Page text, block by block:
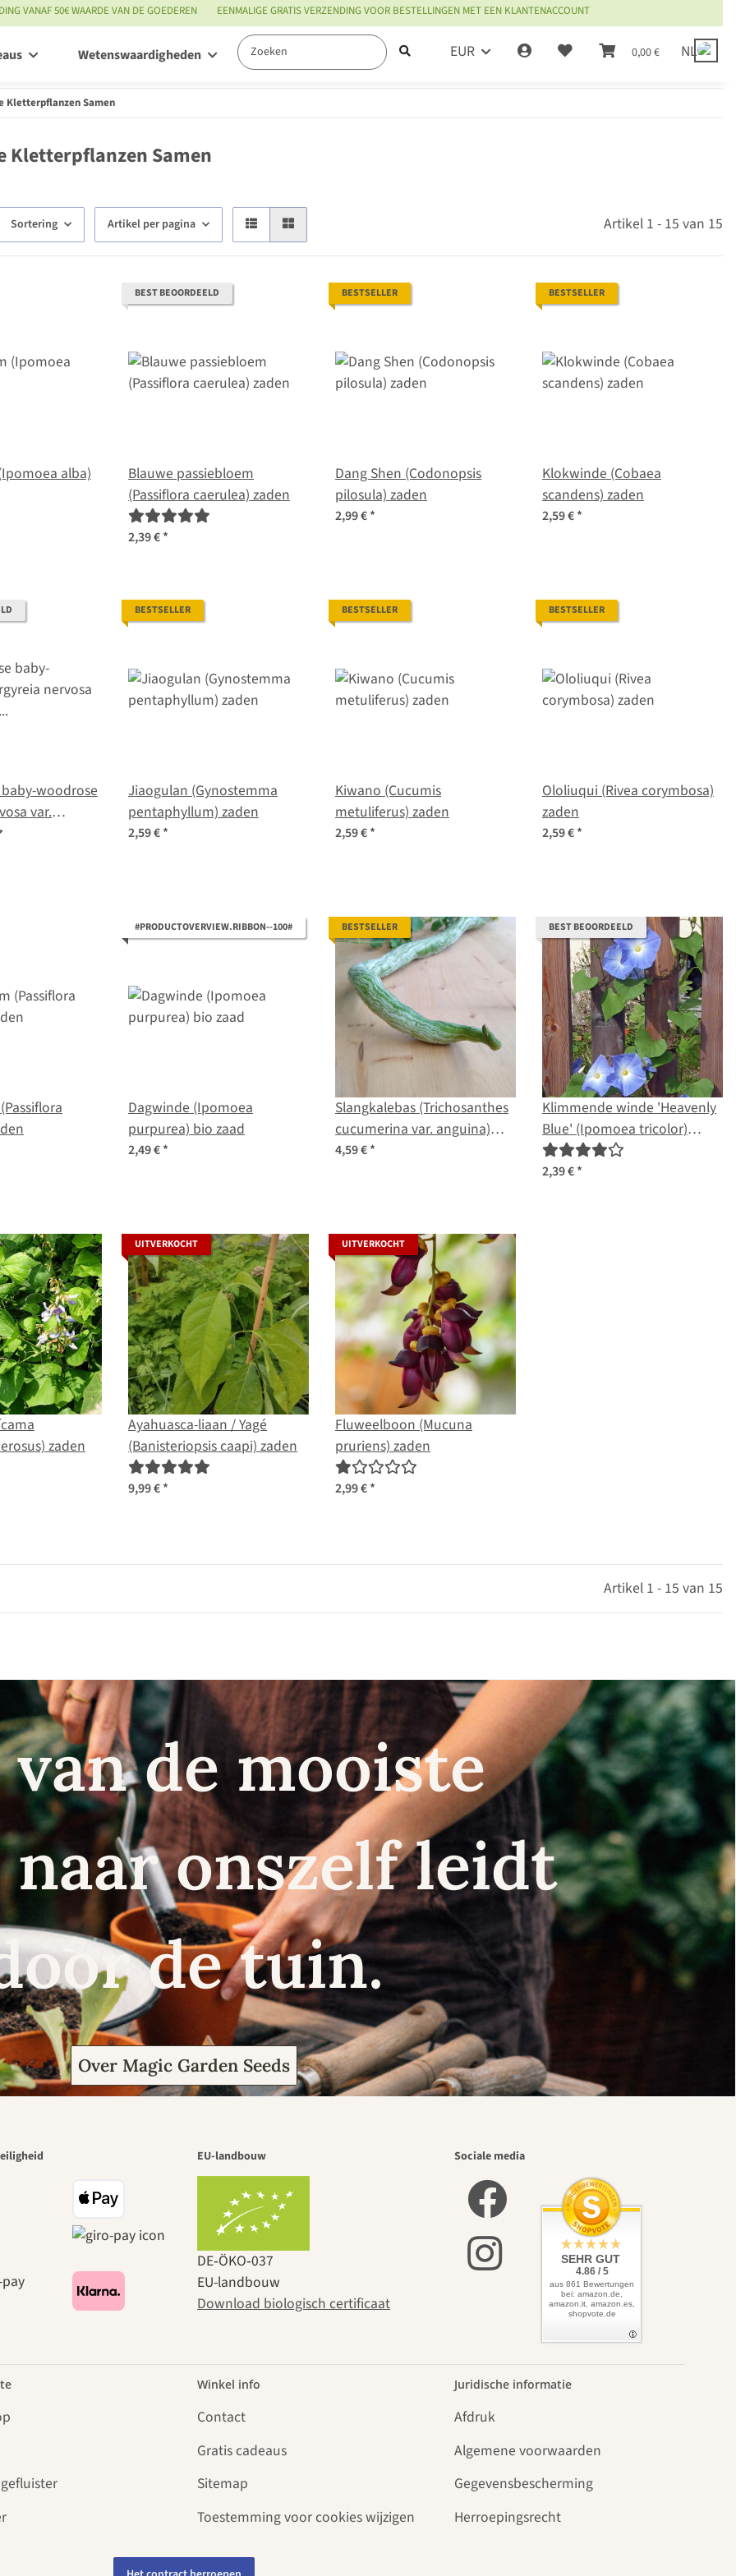
VANAF 50€ WAARDE VAN DE GOEDEREN EENMALIGE GRATIS VERZENDING VOOR BESTELLINGEN MET EEN KLANTENACCOUNT
EUR 0,00 € NL
Wetenswaardigheden Service
Kletterpflanzen Samen
Kletterpflanzen Samen
Sortering Artikel per pagina Artikel 1 - 15 van 15
alba)
BEST BEOORDEELD
Blauwe passiebloem
(Passiflora caerulea) zaden
2,39 €*
BESTSELLER
Dang Shen (Codonopsis
pilosula) zaden
2,99 €*
BESTSELLER
Klokwinde (Cobaea
scandens) zaden
2,59 €*
woodrose
var.
BESTSELLER
Jiaogulan (Gynostemma
pentaphyllum) zaden
2,59 €*
BESTSELLER
Kiwano (Cucumis
metuliferus) zaden
2,59 €*
BESTSELLER
Ololiuqui (Rivea corymbosa)
zaden
2,59 €*
#PRODUCTOVERVIEW.RIBBON--100#
Dagwinde (Ipomoea
purpurea) bio zaad
2,49 €*
BESTSELLER
Slangkalebas (Trichosanthes
cucumerina var. anguina)
zaden
4,59 €*
BEST BEOORDEELD
Klimmende winde 'Heavenly
Blue' (Ipomoea tricolor)
zaden
2,39 €*
zaden
UITVERKOCHT
Ayahuasca-liaan / Yagé
(Banisteriopsis caapi) zaden
9,99 €*
UITVERKOCHT
Fluweelboon (Mucuna
pruriens) zaden
2,99 €*
Artikel 1 - 15 van 15
van de mooiste
naar onszelf leidt
de tuin.
Over Magic Garden Seeds
EU-landbouw
DE‑ÖKO‑037
EU-landbouw
Download biologisch certificaat
Sociale media
SEHR GUT
4.86 / 5
aus 861 Bewertungen
bei: amazon.de,
amazon.it, amazon.es,
shopvote.de
Winkel info
Contact
Gratis cadeaus
Sitemap
Toestemming voor cookies wijzigen
Juridische informatie
Afdruk
Algemene voorwaarden
Gegevensbescherming
Herroepingsrecht